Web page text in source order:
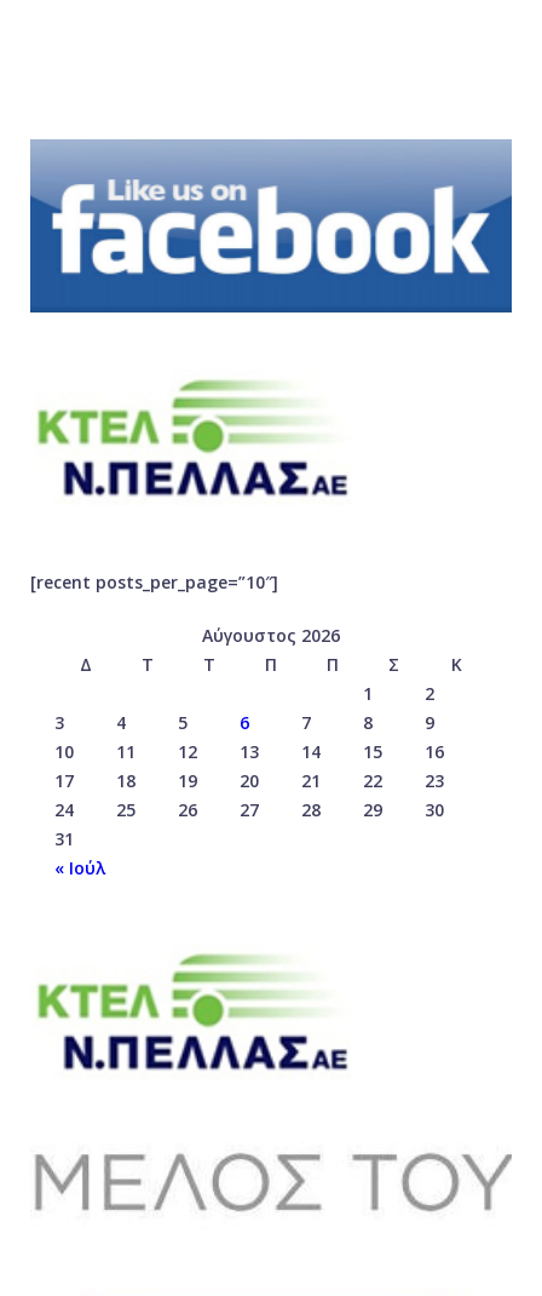
[recent posts_per_page=”10″]
Αύγουστος 2026
Δ
Τ Τ Π Π Σ
Κ
1
2
3
4 5 6 7 8
9
10
11 12 13 14 15
16
17
18 19 20 21 22
23
24
25 26 27 28 29
30
31
« Ιούλ